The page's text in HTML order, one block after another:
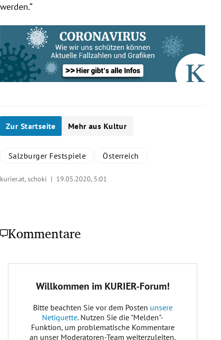
werden.“
Zur Startseite Mehr aus Kultur
Salzburger Festspiele Österreich
kurier.at, schoki | 19.05.2020, 5:01
Kommentare